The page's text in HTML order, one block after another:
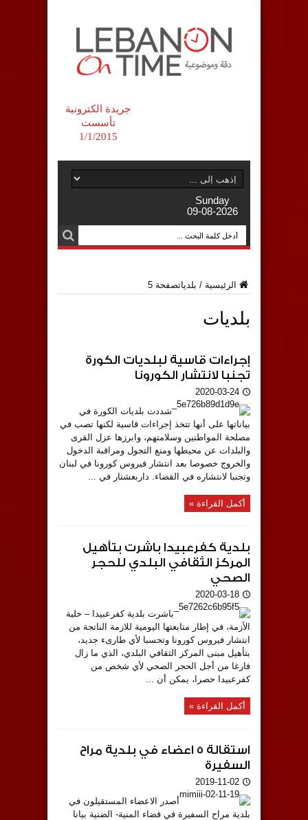
جريدة الكترونية
تأسست
1/1/2015
Sunday
09-08-2026
الرئيسية / بلدياتصفحة 5
بلديات
إجراءات قاسية لبلديات الكورة
تجنبا لانتشار الكورونا
2020-03-24
شددت بلديات الكورة في
بياناتها على أنها تتخذ إجراءات قاسية لكنها تصب في
مصلحة المواطنين وسلامتهم، وابرزها عزل القرى
والبلدات عن محيطها ومنع التجول ومراقبة الدخول
والخروج خصوصا بعد انتشار فيروس كورونا في لبنان
وتجنبا لانتشاره في القضاء. داربعشتار في ...
أكمل القراءة »
بلدية كفرعبيدا باشرت بتأهيل
المركز الثقافي البلدي للحجر
الصحي
2020-03-18
باشرت بلدية كفرعبيدا – خلية
الأزمة، في إطار متابعتها اليومية للازمة الناتجة من
انتشار فيروس كورونا وتحسبا لأي طارىء جديد،
بتأهيل مبنى المركز الثقافي البلدي، الذي ما زال
فارغا من أجل الحجر الصحي لأي شخص من
كفرعبيدا حصرا، يمكن أن ...
أكمل القراءة »
استقالة 5 اعضاء في بلدية مراح
السفيرة
2019-11-02
أصدر الاعضاء المستقيلون في
بلدية مراح السفيرة في قضاء المنية- الضنية بيانا